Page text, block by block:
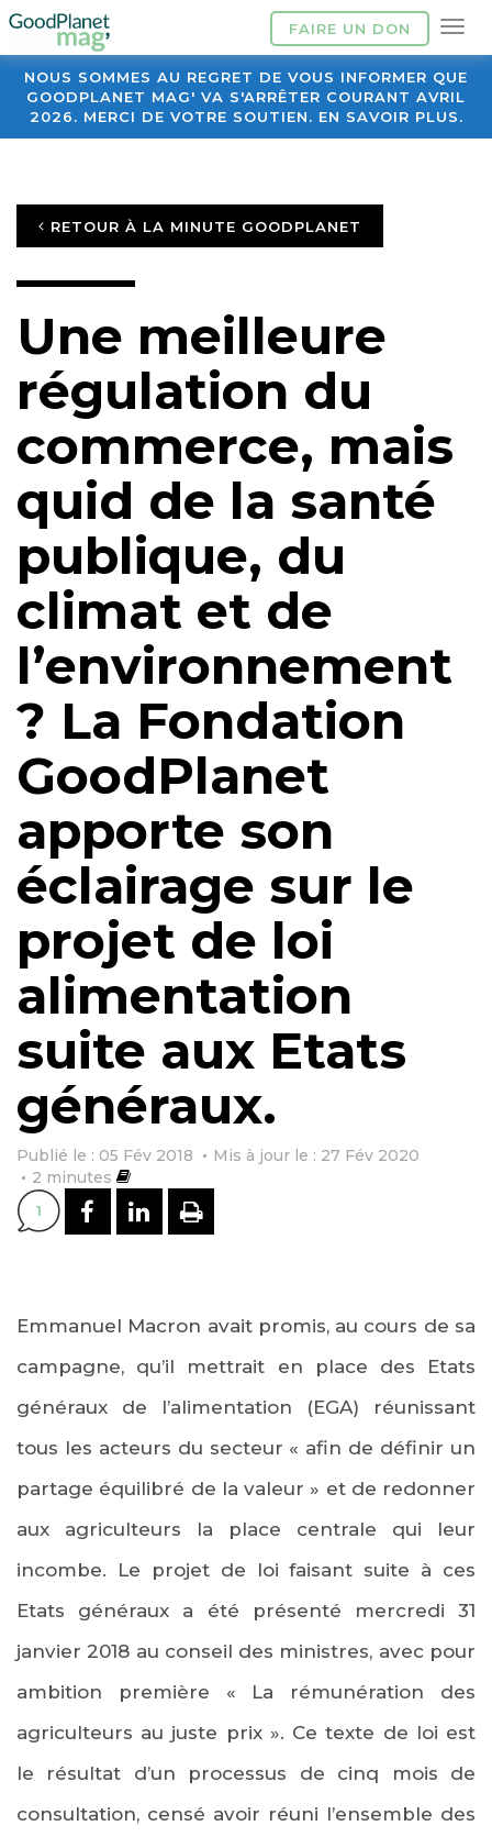
FAIRE UN DON
NOUS SOMMES AU REGRET DE VOUS INFORMER QUE
GOODPLANET MAG' VA S'ARRÊTER COURANT AVRIL
2026. MERCI DE VOTRE SOUTIEN. EN SAVOIR PLUS.
RETOUR À LA MINUTE GOODPLANET
Une meilleure
régulation du
commerce, mais
quid de la santé
publique, du
climat et de
l’environnement
? La Fondation
GoodPlanet
apporte son
éclairage sur le
projet de loi
alimentation
suite aux Etats
généraux.
Publié le : 05 Fév 2018
Mis à jour le : 27 Fév 2020
2 minutes
1 PARTAGER SUR FACEBOOK
PARTAGER SUR
IMPRIMER
Emmanuel Macron avait promis, au cours de sa
campagne, qu’il mettrait en place des Etats
généraux de l’alimentation (EGA) réunissant
tous les acteurs du secteur « afin de définir un
partage équilibré de la valeur » et de redonner
aux agriculteurs la place centrale qui leur
incombe. Le projet de loi faisant suite à ces
Etats généraux a été présenté
mercredi 31
janvier 2018 au conseil des ministres, avec pour
ambition première « La rémunération des
agriculteurs au juste prix ». Ce texte de loi est
le résultat d’un processus de cinq mois de
consultation, censé avoir réuni l’ensemble des